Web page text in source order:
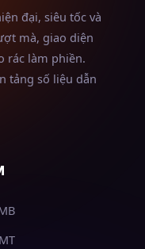
đại, siêu tốc và
mà, giao diện
rác làm phiền.
tảng số liệu dẫn